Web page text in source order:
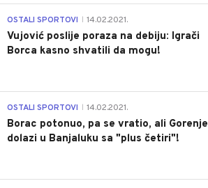
OSTALI SPORTOVI 14.02.2021.
Vujović poslije poraza na debiju: Igrači
Borca kasno shvatili da mogu!
OSTALI SPORTOVI 14.02.2021.
Borac potonuo, pa se vratio, ali Gorenje
dolazi u Banjaluku sa "plus četiri"!